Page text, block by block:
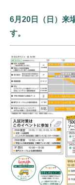
6月20日（日）来
す。